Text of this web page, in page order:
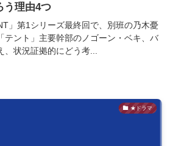
う理由4つ
」第1シリーズ最終回で、別班の乃木憂
テント」主要幹部のノゴーン・ベキ、バ
、状況証拠的にどう考...
★ドラマ